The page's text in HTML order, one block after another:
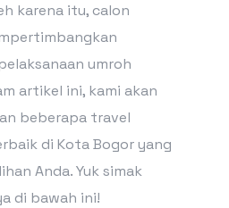
karena itu, calon
umroh
artikel ini, kami akan
beberapa travel
di Kota Bogor yang
Anda. Yuk simak
di bawah ini!